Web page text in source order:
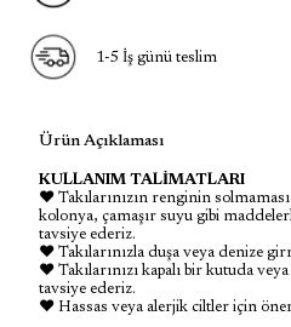
1-5 İş günü teslim
Ürün Açıklaması
KULLANIM TALİMATLARI
♥ Takılarınızın renginin
kolonya, çamaşır suyu gibi
tavsiye ederiz.
♥ Takılarınızla duşa veya denize
♥ Takılarınızı kapalı bir kutuda
tavsiye ederiz.
♥ Hassas veya alerjik ciltler için